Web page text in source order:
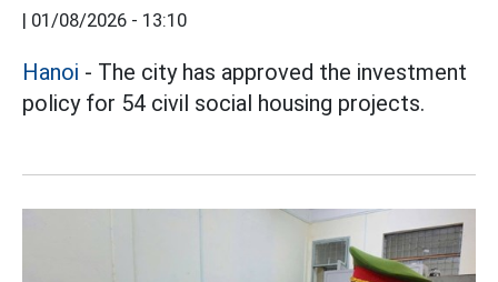
| 01/08/2026 - 13:10
Hanoi - The city has approved the investment
policy for 54 civil social housing projects.